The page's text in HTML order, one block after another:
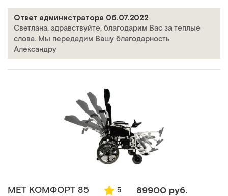
Ответ администратора 06.07.2022
Светлана, здравствуйте, благодарим Вас за теплые
слова. Мы передадим Вашу благодарность
Александру
MET КОМФОРТ 85 5 89900 руб.